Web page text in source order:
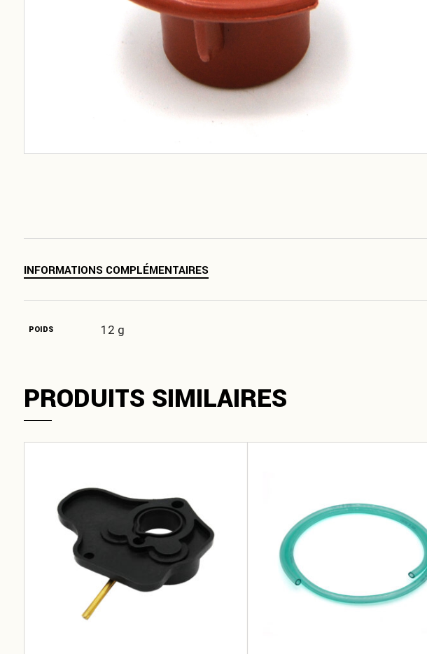
INFORMATIONS COMPLÉMENTAIRES
POIDS 12 g
PRODUITS SIMILAIRES